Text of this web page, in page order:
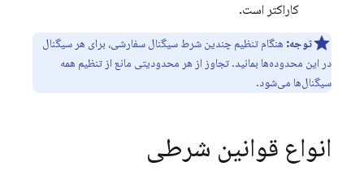
کاراکتر است.
توجه: هنگام تنظیم چندین شرط سیگنال سفارشی، برای هر سیگنال
در این محدوده‌ها بمانید. تجاوز از هر محدودیتی مانع از تنظیم همه
سیگنال‌ها می‌شود.
انواع قوانین شرطی